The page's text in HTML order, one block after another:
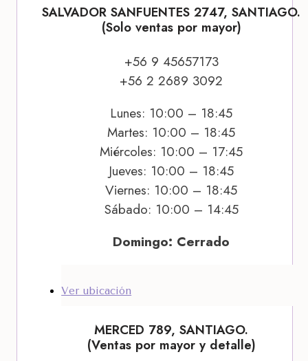
SALVADOR SANFUENTES 2747, SANTIAGO.
(Solo ventas por mayor)
+56 9 45657173
+56 2 2689 3092
Lunes: 10:00 – 18:45
Martes: 10:00 – 18:45
Miércoles: 10:00 – 17:45
Jueves: 10:00 – 18:45
Viernes: 10:00 – 18:45
Sábado: 10:00 – 14:45
Domingo: Cerrado
Ver ubicación
MERCED 789, SANTIAGO.
(Ventas por mayor y detalle)